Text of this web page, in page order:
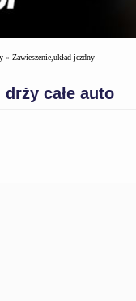
» Zawieszenie,układ jezdny
całe auto